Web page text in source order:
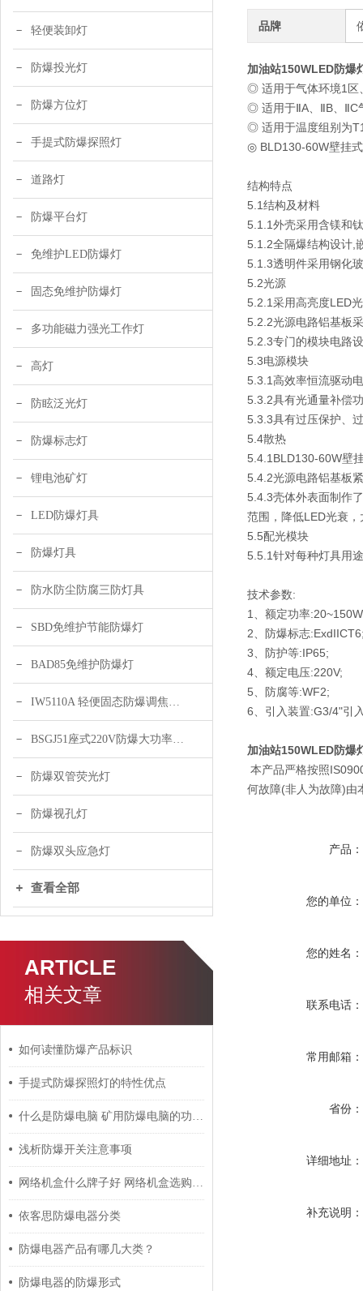
轻便装卸灯
防爆投光灯
防爆方位灯
手提式防爆探照灯
道路灯
防爆平台灯
免维护LED防爆灯
固态免维护防爆灯
多功能磁力强光工作灯
高灯
防眩泛光灯
防爆标志灯
锂电池矿灯
LED防爆灯具
防爆灯具
防水防尘防腐三防灯具
SBD免维护节能防爆灯
BAD85免维护防爆灯
IW5110A 轻便固态防爆调焦头灯
BSGJ51座式220V防爆大功率声光报警器 绿色 黄色
防爆双管荧光灯
防爆视孔灯
防爆双头应急灯
查看全部
ARTICLE
相关文章
如何读懂防爆产品标识
手提式防爆探照灯的特性优点
什么是防爆电脑 矿用防爆电脑的功能特点介绍
浅析防爆开关注意事项
网络机盒什么牌子好 网络机盒选购技巧析读
依客思防爆电器分类
防爆电器产品有哪几大类？
防爆电器的防爆形式
品牌
加油站150WLED防爆
◎ 适用于气体环境1
◎ 适用于ⅡA、ⅡB、ⅡC
◎ 适用于温度组别为
◎ BLD130-60W壁挂
结构特点
5.1结构及材料
5.1.1外壳采用含镁和
5.1.2全隔爆结构设计,
5.1.3透明件采用钢化
5.2光源
5.2.1采用高亮度LED
5.2.2光源电路铝基板
5.2.3专门的模块电路
5.3电源模块
5.3.1高效率恒流驱动
5.3.2具有光通量补偿
5.3.3具有过压保护、
5.4散热
5.4.1BLD130-60W壁
5.4.2光源电路铝基板
5.4.3壳体外表面制作
范围，降低LED光衰
5.5配光模块
5.5.1针对每种灯具用
技术参数:
1、额定功率
2、防爆标志
3、防护等:IP65;
4、额定电压:220V;
5、防腐等:WF2;
6、引入装置:G3/4"引
加油站150WLED防爆
本产品严格按照
何故障(非人为故障)由
产品：
您的单位：
您的姓名：
联系电话：
常用邮箱：
省份：
详细地址：
补充说明：